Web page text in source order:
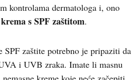
kontrolama dermatologa i, ono
s SPF zaštitom.
SPF zaštite potrebno je pripaziti da
i UVB zraka. Imate li masnu